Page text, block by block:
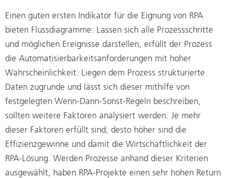
Einen guten ersten Indikator für die Eignung von RPA
bieten Flussdiagramme: Lassen sich alle Prozessschritte
und möglichen Ereignisse darstellen, erfüllt der Prozess
die Automatisierbarkeitsanforderungen mit hoher
Wahrscheinlichkeit. Liegen dem Prozess strukturierte
Daten zugrunde und lässt sich dieser mithilfe von
festgelegten Wenn-Dann-Sonst-Regeln beschreiben,
sollten weitere Faktoren analysiert werden. Je mehr
dieser Faktoren erfüllt sind, desto höher sind die
Effizienzgewinne und damit die Wirtschaftlichkeit der
RPA-Lösung. Werden Prozesse anhand dieser Kriterien
ausgewählt, haben RPA-Projekte einen sehr hohen Return